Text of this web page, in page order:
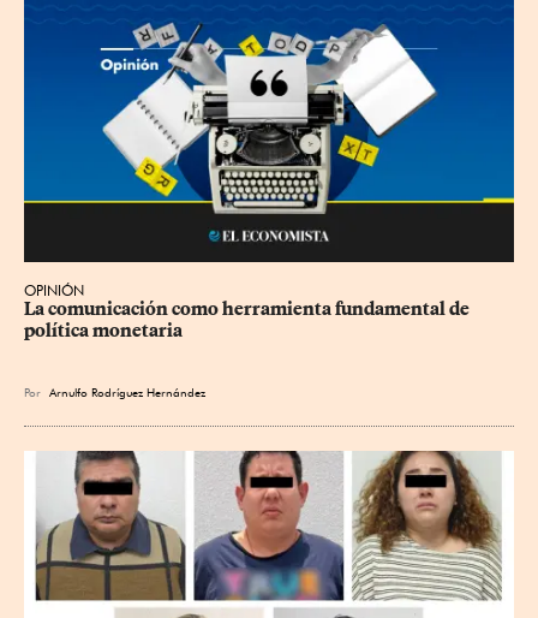
OPINIÓN
La comunicación como herramienta fundamental de
política monetaria
Por Arnulfo Rodríguez Hernández